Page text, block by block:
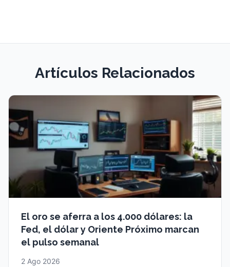
Artículos Relacionados
El oro se aferra a los 4.000 dólares: la
Fed, el dólar y Oriente Próximo marcan
el pulso semanal
2 Ago 2026